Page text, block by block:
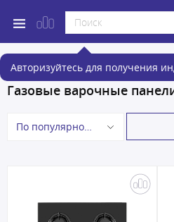
Авторизуйтесь для получения
Газовые варочные
По популярности